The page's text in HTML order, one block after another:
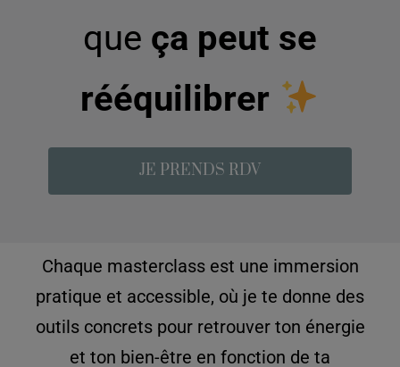
que ça peut se
rééquilibrer
JE PRENDS RDV
Chaque masterclass est une immersion
pratique et accessible, où je te donne des
outils concrets pour retrouver ton énergie
et ton bien-être en fonction de ta